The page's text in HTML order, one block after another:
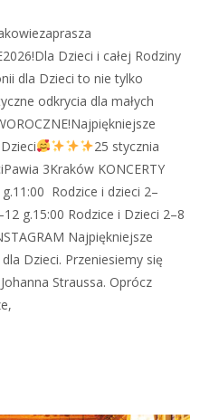
Dzieci i całej Rodziny
dla Dzieci to nie tylko
odkrycia dla małych
25 stycznia
3Kraków KONCERTY
Rodzice i dzieci 2–
g.15:00 Rodzice i Dzieci 2–8
Najpiękniejsze
Dzieci. Przeniesiemy się
Straussa. Oprócz